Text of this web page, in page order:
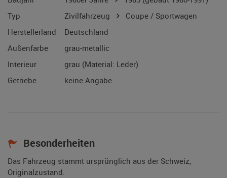
Typ
Zivilfahrzeug
Coupe / Sportwagen
Herstellerland
Deutschland
Außenfarbe
grau-metallic
Interieur
grau (Material: Leder)
Getriebe
keine Angabe
Besonderheiten
Das Fahrzeug stammt ursprünglich aus der Schweiz,
Originalzustand.